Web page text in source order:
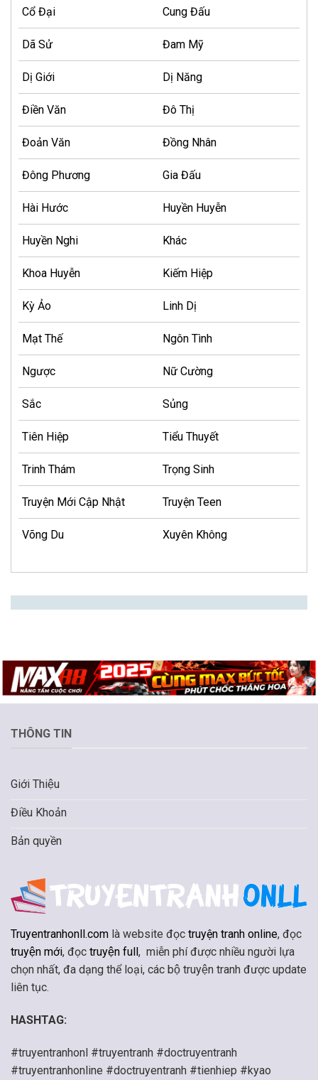
Cổ Đại Cung Đấu
Dã Sử Đam Mỹ
Dị Giới Dị Năng
Điền Văn Đô Thị
Đoản Văn Đồng Nhân
Đông Phương Gia Đấu
Hài Hước Huyền Huyễn
Huyền Nghi Khác
Khoa Huyễn Kiếm Hiệp
Kỳ Ảo Linh Dị
Mạt Thế Ngôn Tình
Ngược Nữ Cường
Sắc Sủng
Tiên Hiệp Tiểu Thuyết
Trinh Thám Trọng Sinh
Truyện Mới Cập Nhật Truyện Teen
Võng Du Xuyên Không
THÔNG TIN
Giới Thiệu
Điều Khoản
Bản quyền
Truyentranhonll.com là website đọc truyện tranh online, đọc
truyện mới, đọc truyện full , miễn phí được nhiều người lựa
chọn nhất, đa dạng thể loại, các bộ truyện tranh được update
liên tục.
HASHTAG:
#truyentranhonl #truyentranh #doctruyentranh
#truyentranhonline #doctruyentranh #tienhiep #kyao